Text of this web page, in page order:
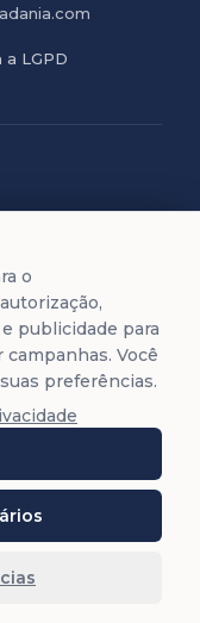
LGPD
documental
serviços
94).
os direitos
imagens,
sem autorização
o
publicidade para
Você
preferências.